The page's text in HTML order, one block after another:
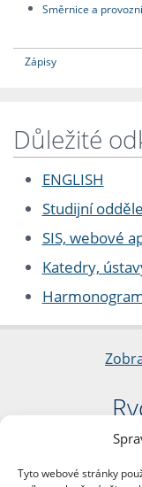
Tyto webové stránky
Směrnice a
Zápisy
Důležité
ENGLISH
Studijní
SIS, webové
Katedry,